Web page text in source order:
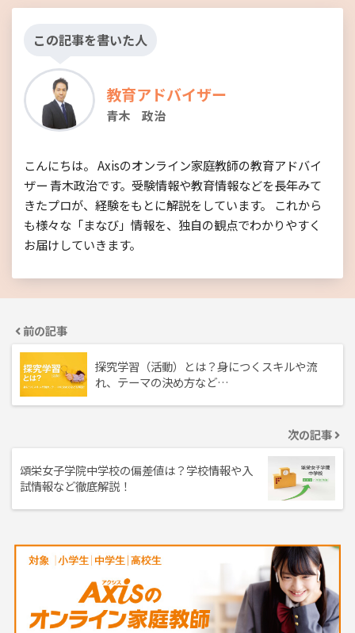
この記事を書いた人
教育アドバイザー
青木 政治
こんにちは。 Axisのオンライン家庭教師の教育アドバイ
ザー 青木政治です。受験情報や教育情報などを長年みて
きたプロが、経験をもとに解説をしています。 これから
も様々な「まなび」情報を、独自の観点でわかりやすく
お届けしていきます。
前の記事
探究学習（活動）とは？身につくスキルや流
れ、テーマの決め方など…
次の記事
頌栄女子学院中学校の偏差値は？学校情報や入
試情報など徹底解説！